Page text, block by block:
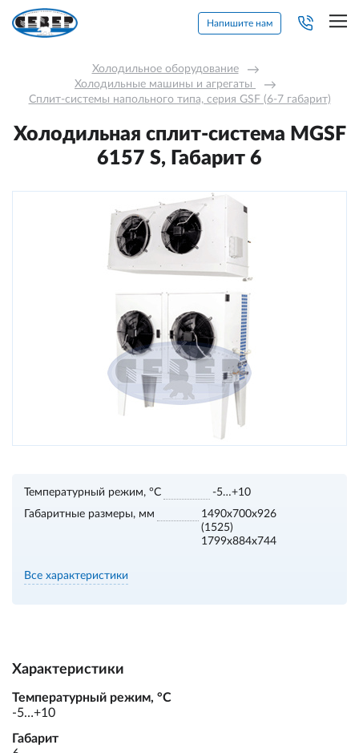
Напишите нам
Холодильное оборудование →
Холодильные машины и агрегаты →
Сплит-системы напольного типа, серия GSF (6-7 габарит)
Холодильная сплит-система МGSF
6157 S, Габарит 6
Температурный режим, °С
-5…+10
Габаритные размеры, мм
1490х700х926
(1525)
1799х884х744
Все характеристики
Характеристики
Температурный режим, °С
-5…+10
Габарит